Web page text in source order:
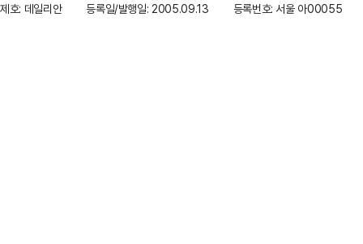
제호: 데일리안
등록일/발행일: 2005.09.13 등록번호: 서울 아00055